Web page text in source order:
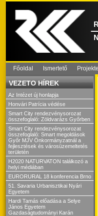
Főoldal Ismertető
VEZETO HÍREK
Az Intézet új honlapja
Honvári Patrícia védése
Smart City rendezvénysorozat
összefoglaló: Zöldvarázs Győrben
Smart City rendezvénysorozat
összefoglaló: Smart megoldások
Győr MJV Önkormányzatnál a
fejlesztések és városüzemeltetés
területén
H2020 NATURVATON találkozó a
helyi médiában
EURORURAL 18 konferencia Brno
51. Savaria Urbanisztikai Nyári
Egyetem
Hardi Tamás előadása a Selye
János Egyetem
Gazdaságtudományi Karán